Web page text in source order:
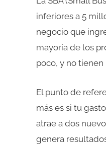
inferiores a 5
negocio que
mayoría de los
poco, y no tienen
El punto de
más es si tu
atrae a dos
genera